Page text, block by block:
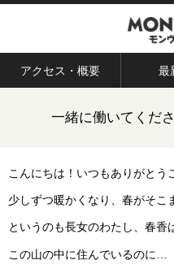
アクセス・概要 最
一緒に働いてくだ
こんにちは！いつもありがとう
少しずつ暖かくなり、春がそこ
というのも長女のわたし、春
この山の中に住んでいるのに…